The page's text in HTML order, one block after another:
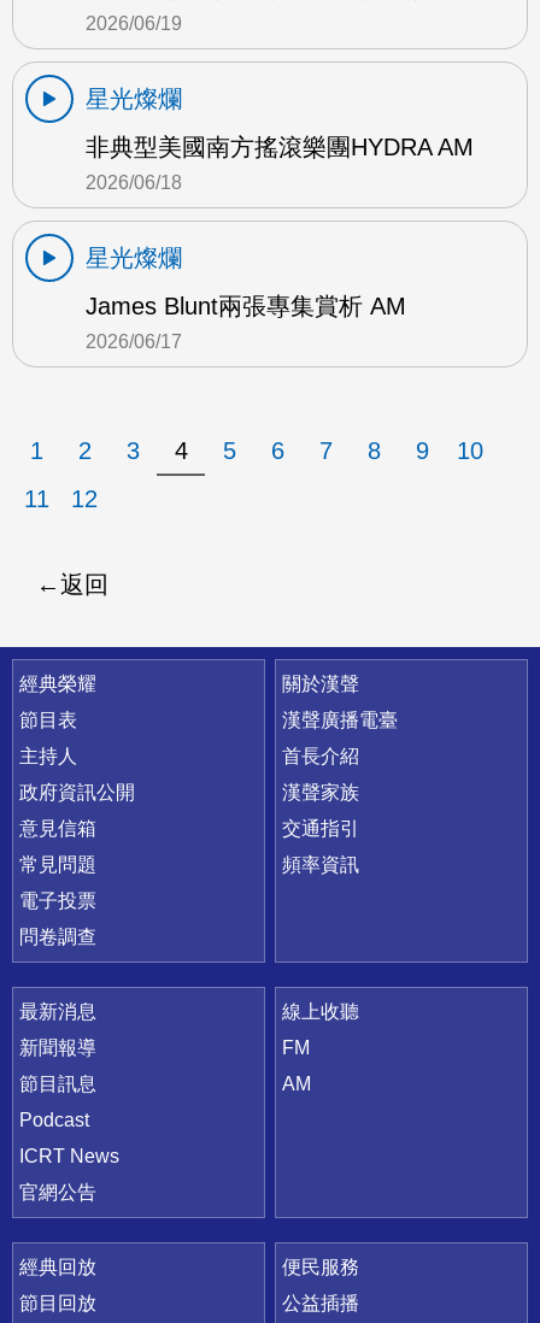
2026/06/19
星光燦爛
非典型美國南方搖滾樂團HYDRA AM
2026/06/18
星光燦爛
James Blunt兩張專集賞析 AM
2026/06/17
1 2 3 4 5 6 7 8 9
10
11
12
返回
快速連結
經典榮耀
節目表
主持人
政府資訊公開
意見信箱
常見問題
電子投票
問卷調查
關於漢聲
漢聲廣播電臺
首長介紹
漢聲家族
交通指引
頻率資訊
最新消息
新聞報導
節目訊息
Podcast
ICRT News
官網公告
線上收聽
FM
AM
經典回放
節目回放
便民服務
公益插播